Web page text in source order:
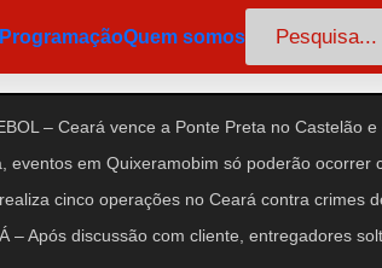
ProgramaçãoQuem somos Pesquisar
– Ceará vence a Ponte Preta no Castelão
eventos em Quixeramobim só poderão ocorrer
cinco operações no Ceará contra crimes
– Após discussão com cliente, entregadores